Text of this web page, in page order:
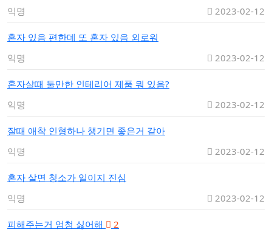
익명
2023-02-12
혼자 있음 편한데 또 혼자 있음 외로워
익명
2023-02-12
혼자살때 둘만한 인테리어 제품 뭐 있음?
익명
2023-02-12
잘때 애착 인형하나 챙기면 좋은거 같아
익명
2023-02-12
혼자 살면 청소가 일이지 진심
익명
2023-02-12
피해주는거 엄청 싫어해
2